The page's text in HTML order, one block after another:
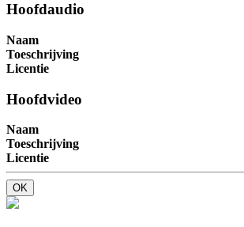
Hoofdaudio
Naam
Toeschrijving
Licentie
Hoofdvideo
Naam
Toeschrijving
Licentie
OK